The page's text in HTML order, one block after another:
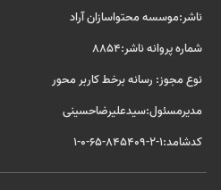
ناشر:موسسه محتواسازان آراد
شماره پروانه ناشر:8854
نوع مجوز: رسانه برخط کاربر محور
مدیرمسئول:سیدعلیرضاحسینی
کدشامد:1-2-845409-65-0-1